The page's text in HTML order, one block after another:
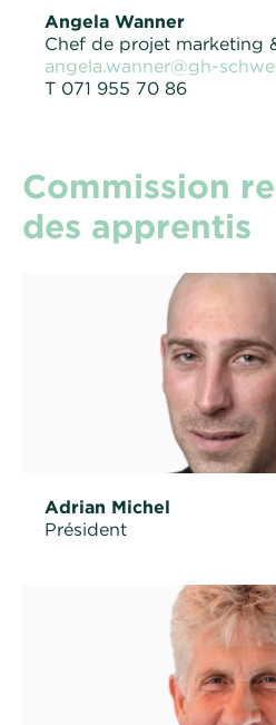
Angela Wanner
Chef de projet marketing
angela.wanner@gh-
T 071 955 70 86
Commission
des apprentis
Adrian Michel
Président